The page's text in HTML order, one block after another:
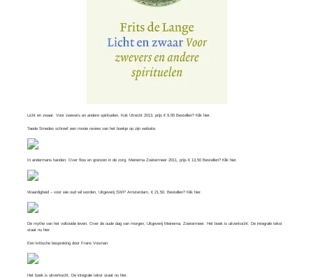
Licht en zwaar. Voor zwevers en andere spirituelen. Kok Utrecht 2013, prijs € 9,95 Bestellen? Klikhier
Taede Smedes schreef een mooie review van het boekje op zijnwebsite
In andermans handen. Over flow en grenzen in de zorg. Meinema Zoetermeer 2011, prijs € 13,50 Bestellen? Klikhier.
Waardigheid – voor wie oud wil worden, Uitgeverij SWP Amsterdam, € 21,50. Bestellen? Klikhier
De mythe van het voltooide leven. Over de oude dag van morgen, Uitgeverij Meinema, Zoetermeer. Het boek is uitverkocht. De integrale tekst
staat nuhier.
Een kritische bespreking doorFrans Vosman.
Het boek is uitverkocht. De integrale tekst staat nuhier.